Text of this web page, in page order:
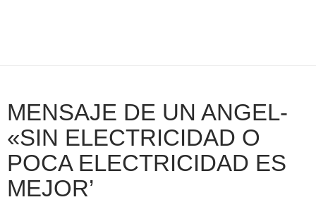
MENSAJE DE UN ANGEL-
«SIN ELECTRICIDAD O
POCA ELECTRICIDAD ES
MEJOR’